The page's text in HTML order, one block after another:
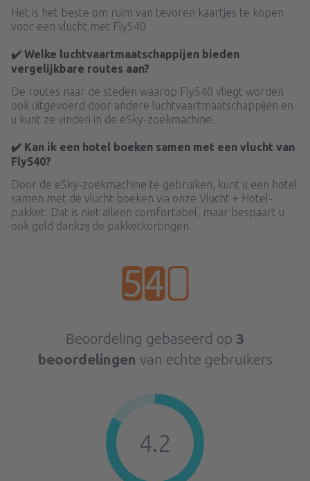
Het is het beste om ruim van tevoren kaartjes te kopen
voor een vlucht met Fly540
✔️ Welke luchtvaartmaatschappijen bieden
vergelijkbare routes aan?
De routes naar de steden waarop Fly540 vliegt worden
ook uitgevoerd door andere luchtvaartmaatschappijen en
u kunt ze vinden in de eSky-zoekmachine.
✔️ Kan ik een hotel boeken samen met een vlucht van
Fly540?
Door de eSky-zoekmachine te gebruiken, kunt u een hotel
samen met de vlucht boeken via onze Vlucht + Hotel-
pakket. Dat is niet alleen comfortabel, maar bespaart u
ook geld dankzij de pakketkortingen.
Beoordeling gebaseerd op 3
beoordelingen van echte gebruikers
4.2